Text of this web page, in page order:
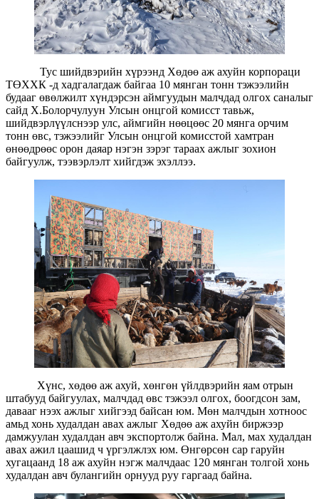
Тус шийдвэрийн хүрээнд Хөдөө аж ахуйн корпораци
ТӨХХК -д хадгалагдаж байгаа 10 мянган тонн тэжээлийн
будааг өвөлжилт хүндэрсэн аймгуудын малчдад олгох саналыг
сайд Х.Болорчулуун Улсын онцгой комисст тавьж,
шийдвэрлүүлснээр улс, аймгийн нөөцөөс 20 мянга орчим
тонн өвс, тэжээлийг Улсын онцгой комисстой хамтран
өнөөдрөөс орон даяар нэгэн зэрэг тараах ажлыг зохион
байгуулж, тээвэрлэлт хийгдэж эхэллээ.
Хүнс, хөдөө аж ахуй, хөнгөн үйлдвэрийн яам отрын
штабууд байгуулах, малчдад өвс тэжээл олгох, боогдсон зам,
давааг нээх ажлыг хийгээд байсан юм. Мөн малчдын хотноос
амьд хонь худалдан авах ажлыг Хөдөө аж ахуйн биржээр
дамжуулан худалдан авч экспортолж байна. Мал, мах худалдан
авах ажил цаашид ч үргэлжлэх юм. Өнгөрсөн сар гаруйн
хугацаанд 18 аж ахуйн нэгж малчдаас 120 мянган толгой хонь
худалдан авч булангийн орнууд руу гаргаад байна.